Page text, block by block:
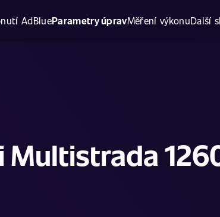
AdBlueParametry úpravMěření výkonuDalší
Multistrada